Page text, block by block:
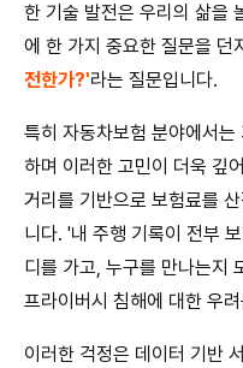
한 기술 발전은 우리의 삶을
에 한 가지 중요한 질문을 던
전한가?'라는 질문입니다.
특히 자동차보험 분야에서
하며 이러한 고민이 더욱 깊
거리를 기반으로 보험료를
니다. '내 주행 기록이 전부
디를 가고, 누구를 만나는지
프라이버시 침해에 대한 우
이러한 걱정은 데이터 기반